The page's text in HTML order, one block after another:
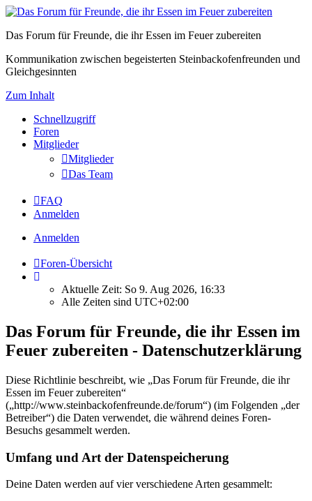
Das Forum für Freunde, die ihr Essen im Feuer zubereiten
Kommunikation zwischen begeisterten Steinbackofenfreunden und
Gleichgesinnten
Zum Inhalt
Schnellzugriff
Foren
Mitglieder
Mitglieder
Das Team
FAQ
Anmelden
Anmelden
Foren-Übersicht
Aktuelle Zeit: So 9. Aug 2026, 16:33
Alle Zeiten sind UTC+02:00
Das Forum für Freunde, die ihr Essen im
Feuer zubereiten - Datenschutzerklärung
Diese Richtlinie beschreibt, wie „Das Forum für Freunde, die ihr
Essen im Feuer zubereiten“
(„http://www.steinbackofenfreunde.de/forum“) (im Folgenden „der
Betreiber“) die Daten verwendet, die während deines Foren-
Besuchs gesammelt werden.
Umfang und Art der Datenspeicherung
Deine Daten werden auf vier verschiedene Arten gesammelt: